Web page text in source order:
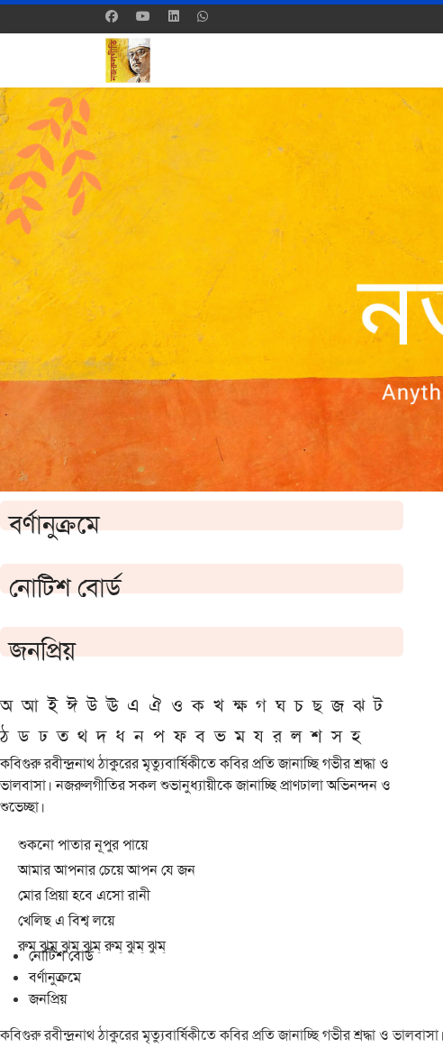
বর্ণানুক্রমে
নোটিশ বোর্ড
জনপ্রিয়
অ আ ই ঈ উ ঊ এ ঐ ও ক খ ক্ষ গ ঘ চ ছ জ ঝ ট
ঠ ড ঢ ত থ দ ধ ন প ফ ব ভ ম য র ল শ স হ
কবিগুরু রবীন্দ্রনাথ ঠাকুরের মৃত্যুবার্ষিকীতে কবির প্রতি জানাচ্ছি গভীর শ্রদ্ধা ও
ভালবাসা। নজরুলগীতির সকল শুভানুধ্যায়ীকে জানাচ্ছি প্রাণঢালা অভিনন্দন ও
শুভেচ্ছা।
শুকনো পাতার নূপুর পায়ে
আমার আপনার চেয়ে আপন যে জন
মোর প্রিয়া হবে এসো রানী
খেলিছ এ বিশ্ব লয়ে
রুম্ ঝুম্ ঝুম্ ঝুম্ রুম্ ঝুম্ ঝুম্
নোটিশ বোর্ড
বর্ণানুক্রমে
জনপ্রিয়
কবিগুরু রবীন্দ্রনাথ ঠাকুরের মৃত্যুবার্ষিকীতে কবির প্রতি জানাচ্ছি গভীর শ্রদ্ধা ও